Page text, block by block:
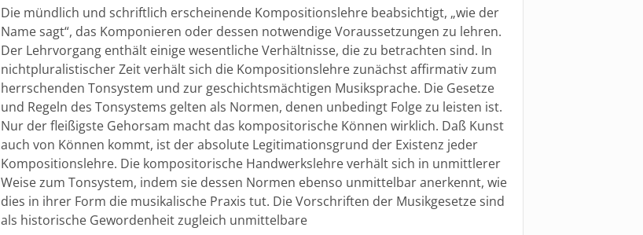
Die mündlich und schriftlich erscheinende Kompositionslehre beabsichtigt, „wie der
Name sagt“, das Komponieren oder dessen notwendige Voraussetzungen zu lehren.
Der Lehrvorgang enthält einige wesentliche Verhältnisse, die zu betrachten sind. In
nichtpluralistischer Zeit verhält sich die Kompositionslehre zunächst affirmativ zum
herrschenden Tonsystem und zur geschichtsmächtigen Musiksprache. Die Gesetze
und Regeln des Tonsystems gelten als Normen, denen unbedingt Folge zu leisten ist.
Nur der fleißigste Gehorsam macht das kompositorische Können wirklich. Daß Kunst
auch von Können kommt, ist der absolute Legitimationsgrund der Existenz jeder
Kompositionslehre. Die kompositorische Handwerkslehre verhält sich in unmittlerer
Weise zum Tonsystem, indem sie dessen Normen ebenso unmittelbar anerkennt, wie
dies in ihrer Form die musikalische Praxis tut. Die Vorschriften der Musikgesetze sind
als historische Gewordenheit zugleich unmittelbare